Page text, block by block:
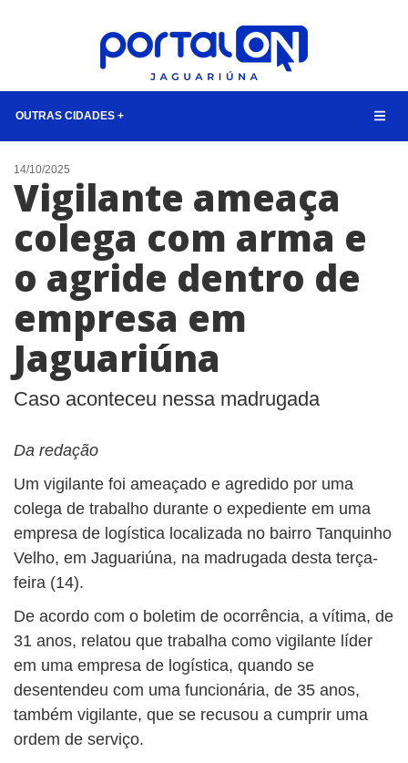
OUTRAS CIDADES +
NOTÍCIAS
LISTA DIGITAL
CONTATO
14/10/2025
Vigilante ameaça
colega com arma e
o agride dentro de
empresa em
Jaguariúna
Caso aconteceu nessa madrugada
Da redação
Um vigilante foi ameaçado e agredido por uma
colega de trabalho durante o expediente em uma
empresa de logística localizada no bairro Tanquinho
Velho, em Jaguariúna, na madrugada desta terça-
feira (14).
De acordo com o boletim de ocorrência, a vítima, de
31 anos, relatou que trabalha como vigilante líder
em uma empresa de logística, quando se
desentendeu com uma funcionária, de 35 anos,
também vigilante, que se recusou a cumprir uma
ordem de serviço.